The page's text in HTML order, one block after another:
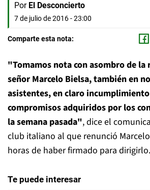
Por El Desconcierto
7 de julio de 2016 - 23:00
Comparte esta nota:
"Tomamos nota con asombro de la
señor Marcelo Bielsa, también en
asistentes, en claro
compromisos adquiridos por los
la semana pasada", dice el
club italiano al que renunció
horas de haber firmado para dirigirlo.
Te puede interesar